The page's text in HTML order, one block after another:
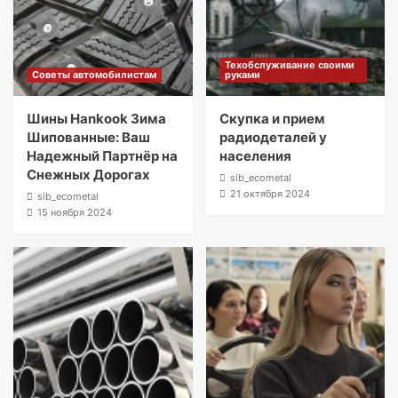
Советы автомобилистам
Шины Hankook Зима
Шипованные: Ваш
Надежный Партнёр на
Снежных Дорогах
sib_ecometal
15 ноября 2024
Техобслуживание своими
руками
Скупка и прием
радиодеталей у
населения
sib_ecometal
21 октября 2024